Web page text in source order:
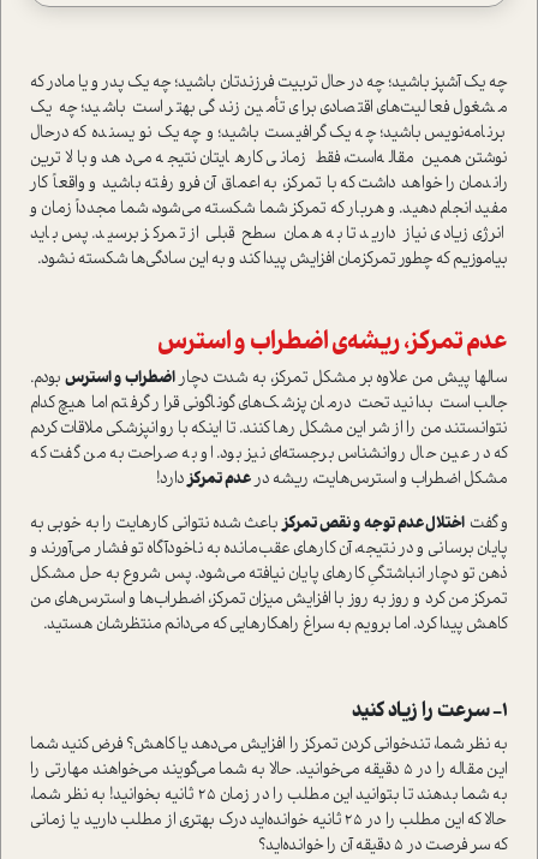
چه یک آشپز باشید؛ چه در حال تربیت فرزندتان باشید؛ چه یک پدر و یا مادر که
مشغول فعالیت‌های اقتصادی برای تأمین زندگی بهتر است باشید؛ چه یک
برنامه‌نویس باشید؛ چه یک گرافیست باشید؛ و چه یک نویسنده که درحال
نوشتن همین مقاله‌است، فقط زمانی کارهایتان نتیجه می‌دهد و بالاترین
راندمان را خواهد داشت که با تمرکز، به اعماق آن فرو رفته باشید و واقعاً کار
مفید انجام دهید. و هربار که تمرکز شما شکسته می‌شود، شما مجدداً زمان و
انرژی زیادی نیاز دارید تا به همان سطح قبلی از تمرکز برسید. پس باید
بیاموزیم که چطور تمرکزمان افزایش پیدا کند و به این سادگی‌ها شکسته نشود.
عدم تمرکز، ریشه‌ی اضطراب و استرس
سالها پیش من علاوه بر مشکل تمرکز، به شدت دچاراضطراب و استرس بودم.
جالب است بدانید تحت درمان پزشک‌های گوناگونی قرار گرفتم اما هیچ‌کدام
نتوانستند من را از شر این مشکل رها کنند. تا اینکه با روانپزشکی ملاقات کردم
که در عین حال روانشناس برجسته‌ای نیز بود. او به صراحت به من گفت که
مشکل اضطراب و استرس‌هایت، ریشه درعدم تمرکزدارد!
و گفت اختلال عدم توجه و نقص تمرکزباعث شده نتوانی کارهایت را به خوبی به
پایان برسانی و در نتیجه، آن کارهای عقب‌مانده به ناخودآگاه تو فشار می‌آورند و
ذهن تو دچار انباشتگیِ کارهای پایان نیافته می‌شود. پس شروع به حل مشکل
تمرکز من کرد و روز به روز با افزایش میزان تمرکز، اضطراب‌ها و استرس‌های من
کاهش پیدا کرد. اما برویم به سراغ راهکارهایی که می‌دانم منتظرشان هستید.
۱- سرعت را زیاد کنید
به نظر شما، تندخوانی کردن تمرکز را افزایش می‌دهد یا کاهش؟ فرض کنید شما
این مقاله را در ۵ دقیقه می‌خوانید. حالا به شما می‌گویند می‌خواهند مهارتی را
به شما بدهند تا بتوانید این مطلب را در زمان ۲۵ ثانیه بخوانید! به نظر شما،
حالا که این مطلب را در ۲۵ ثانیه خوانده‌اید درک بهتری از مطلب دارید یا زمانی
که سر فرصت در ۵ دقیقه آن را خوانده‌اید؟